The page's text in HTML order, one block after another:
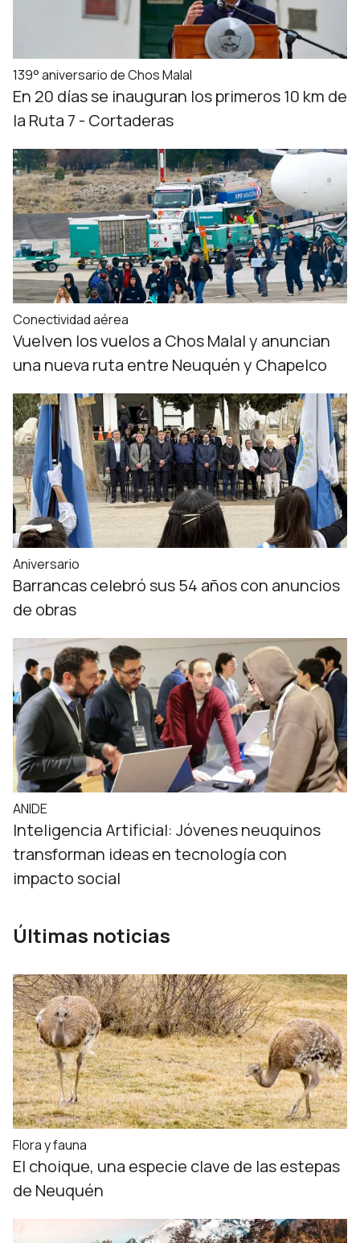
139° aniversario de Chos Malal
En 20 días se inauguran los primeros 10 km de
la Ruta 7 - Cortaderas
Conectividad aérea
Vuelven los vuelos a Chos Malal y anuncian
una nueva ruta entre Neuquén y Chapelco
Aniversario
Barrancas celebró sus 54 años con anuncios
de obras
ANIDE
Inteligencia Artificial: Jóvenes neuquinos
transforman ideas en tecnología con
impacto social
Últimas noticias
Flora y fauna
El choique, una especie clave de las estepas
de Neuquén